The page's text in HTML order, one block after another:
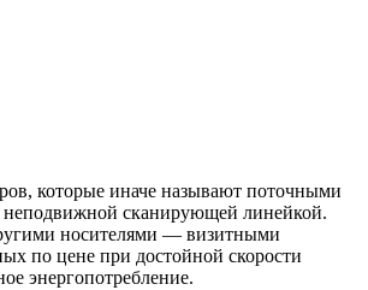
которые иначе называют поточными
неподвижной сканирующей линейкой.
носителями — визитными
по цене при достойной скорости
энергопотребление.